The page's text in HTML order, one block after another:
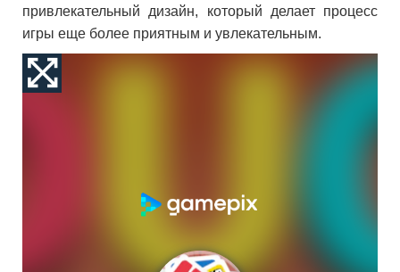
привлекательный дизайн, который делает процесс
игры еще более приятным и увлекательным.